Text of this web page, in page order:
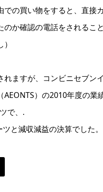
の買い物をすると、直接
か確認の電話をされること
ますが、コンビニセブン
AEONTS）の2010年度の業
で、.
と減収減益の決算でした。